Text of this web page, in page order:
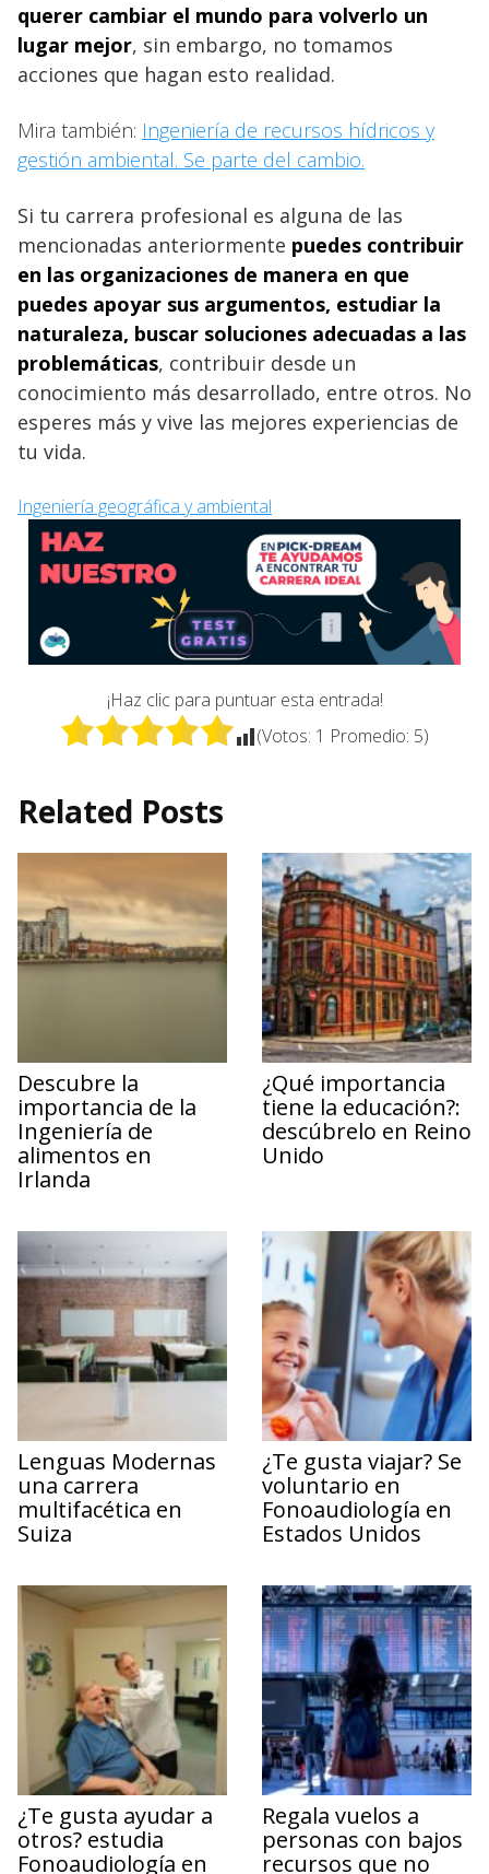
querer cambiar el mundo para volverlo un
lugar mejor, sin embargo, no tomamos
acciones que hagan esto realidad.
Mira también: Ingeniería de recursos hídricos y
gestión ambiental. Se parte del cambio.
Si tu carrera profesional es alguna de las
mencionadas anteriormente puedes contribuir
en las organizaciones de manera en que
puedes apoyar sus argumentos, estudiar la
naturaleza, buscar soluciones adecuadas a las
problemáticas, contribuir desde un
conocimiento más desarrollado, entre otros. No
esperes más y vive las mejores experiencias de
tu vida.
Ingeniería geográfica y ambiental
¡Haz clic para puntuar esta entrada!
(Votos: 1 Promedio: 5)
Related Posts
Descubre la
importancia de la
Ingeniería de
alimentos en
Irlanda
¿Qué importancia
tiene la educación?:
descúbrelo en Reino
Unido
Lenguas Modernas
una carrera
multifacética en
Suiza
¿Te gusta viajar? Se
voluntario en
Fonoaudiología en
Estados Unidos
¿Te gusta ayudar a
otros? estudia
Fonoaudiología en
Regala vuelos a
personas con bajos
recursos que no